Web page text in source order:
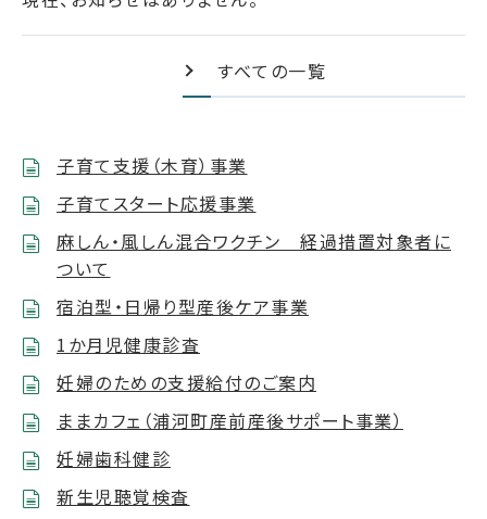
すべての一覧
子育て支援（木育）事業
子育てスタート応援事業
麻しん・風しん混合ワクチン 経過措置対象者に
ついて
宿泊型・日帰り型産後ケア事業
1か月児健康診査
妊婦のための支援給付のご案内
ままカフェ（浦河町産前産後サポート事業）
妊婦歯科健診
新生児聴覚検査